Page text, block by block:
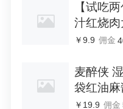
【试吃
汁红烧
调味酱D
￥9.9 佣金
麦醉侠
袋红油
现做现发
￥19.9 佣金